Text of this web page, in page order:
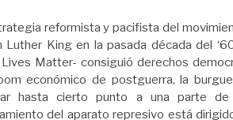
reformista y pacifista del
Luther King en la pasada década del
Matter- consiguió derechos
económico de postguerra, la
hasta cierto punto a una parte de
del aparato represivo está